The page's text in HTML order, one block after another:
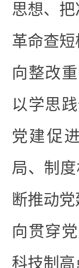
思想、 把
革命查短
向整改
以学思
党建促
局、制
断推动
向贯穿
科技制高